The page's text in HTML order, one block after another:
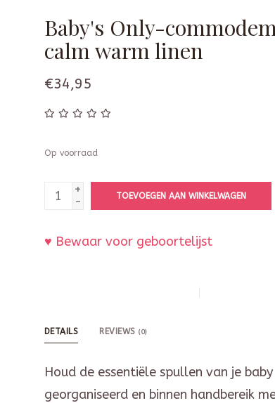
Baby's Only-
calm warm linen
€34,95
Op voorraad
+
-
TOEVOEGEN AAN WINKELWAGEN
♥ Bewaar voor geboortelijst
DETAILS REVIEWS (0)
Houd de essentiële spullen van je baby
georganiseerd en binnen handbereik